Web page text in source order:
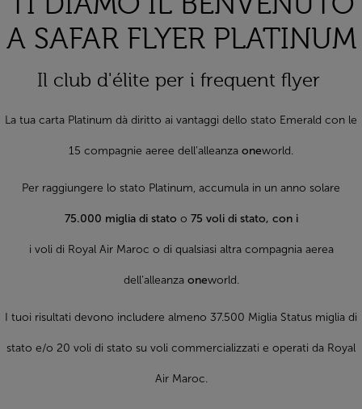
A SAFAR FLYER PLATINUM
Il club d'élite per i frequent flyer
La tua carta Platinum dà diritto ai vantaggi dello stato Emerald con le
15 compagnie aeree dell’alleanza oneworld.
Per raggiungere lo stato Platinum, accumula in un anno solare
75.000 miglia di stato o 75 voli di stato, con i
i voli di Royal Air Maroc o di qualsiasi altra compagnia aerea
dell’alleanza oneworld.
I tuoi risultati devono includere almeno 37.500 Miglia Status miglia di
stato e/o 20 voli di stato su voli commercializzati e operati da Royal
Air Maroc.